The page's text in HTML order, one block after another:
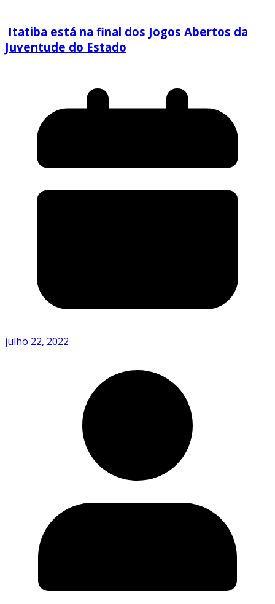
Itatiba está na final dos Jogos Abertos da
Juventude do Estado
julho 22, 2022